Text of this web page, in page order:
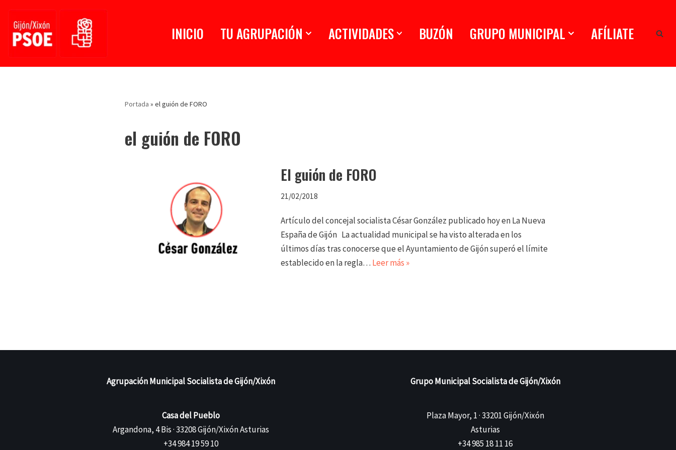
Saltar
INICIO TU AGRUPACIÓN ACTIVIDADES BUZÓN GRUPO MUNICIPAL AFÍLIATE
Portada »el guión de FORO
el guión de FORO
El guión de FORO
21/02/2018
Artículo del concejal socialista César González publicado hoy en La Nueva
España de Gijón La actualidad municipal se ha visto alterada en los
últimos días tras conocerse que el Ayuntamiento de Gijón superó el límite
establecido en la regla… Leer más »
Agrupación Municipal Socialista de Gijón/Xixón
Casa del Pueblo
Argandona, 4 Bis · 33208 Gijón/Xixón Asturias
+34 984 19 59 10
Grupo Municipal Socialista de Gijón/Xixón
Plaza Mayor, 1 · 33201 Gijón/Xixón
Asturias
+34 985 18 11 16